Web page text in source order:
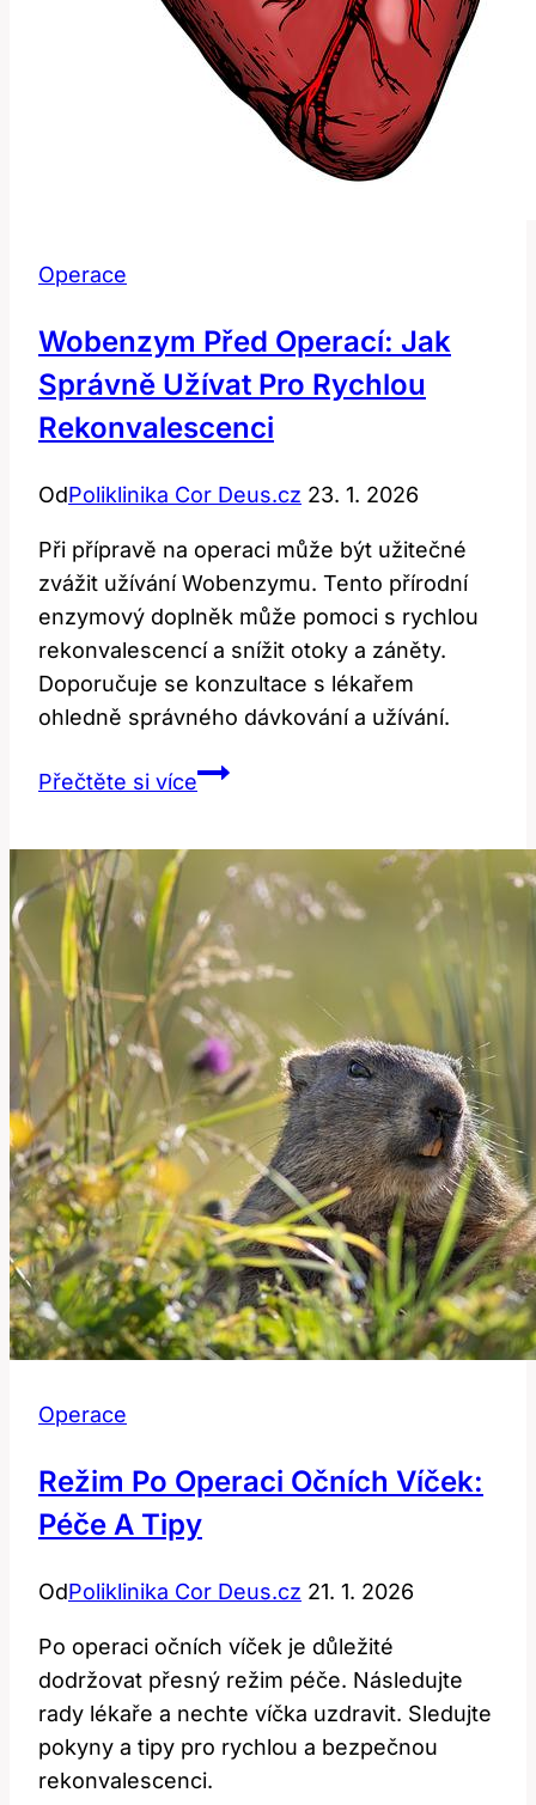
Operace
Wobenzym Před Operací: Jak
Správně Užívat Pro Rychlou
Rekonvalescenci
OdPoliklinika Cor Deus.cz 23. 1. 2026
Při přípravě na operaci může být užitečné
zvážit užívání Wobenzymu. Tento přírodní
enzymový doplněk může pomoci s rychlou
rekonvalescencí a snížit otoky a záněty.
Doporučuje se konzultace s lékařem
ohledně správného dávkování a užívání.
Přečtěte si víceWobenzym
Jak
správně
užívat
pro
rychlou
rekonvalescenci
Operace
Režim Po Operaci Očních Víček:
Péče A Tipy
OdPoliklinika Cor Deus.cz 21. 1. 2026
Po operaci očních víček je důležité
dodržovat přesný režim péče. Následujte
rady lékaře a nechte víčka uzdravit. Sledujte
pokyny a tipy pro rychlou a bezpečnou
rekonvalescenci.